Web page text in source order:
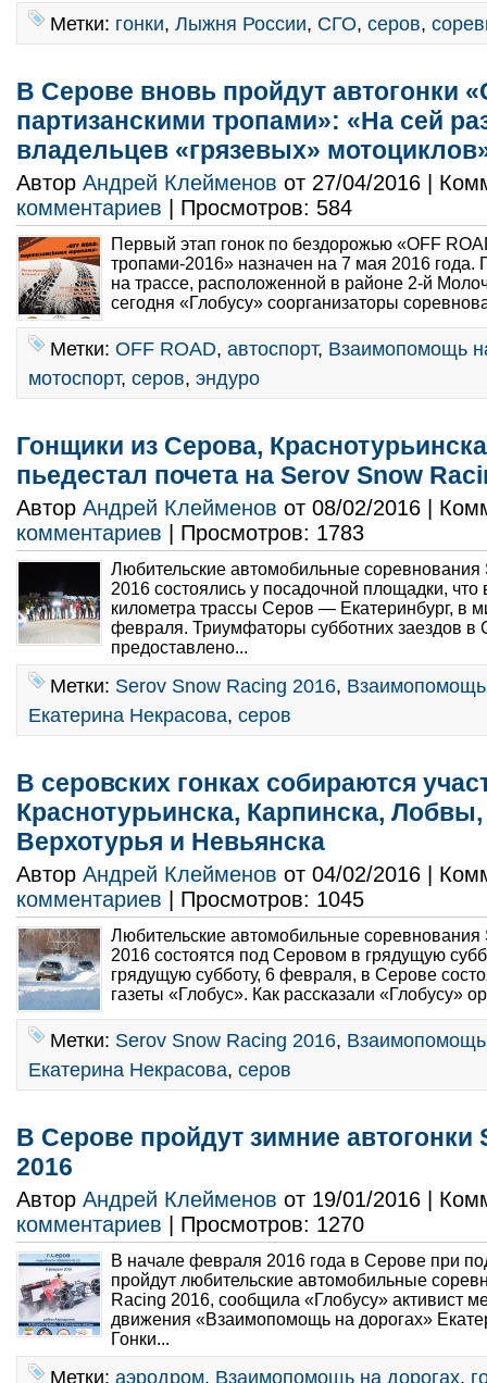
Метки: гонки, Лыжня России, СГО, серов,
В Серове вновь пройдут автогонки
партизанскими тропами»: «На сей
владельцев «грязевых»
Автор Андрей Клейменов от 27/04/2016 |
комментариев | Просмотров: 584
Первый этап гонок по бездорожью «OFF
тропами-2016» назначен на 7 мая 2016 года.
на трассе, расположенной в районе 2-й
сегодня «Глобусу» соорганизаторы
Метки: OFF ROAD, автоспорт, Взаимопомощь
мотоспорт, серов, эндуро
Гонщики из Серова,
пьедестал почета на Serov Snow
Автор Андрей Клейменов от 08/02/2016 |
комментариев | Просмотров: 1783
Любительские автомобильные
2016 состоялись у посадочной площадки, что
километра трассы Серов — Екатеринбург, в
февраля. Триумфаторы субботних заездов в
предоставлено...
Метки: Serov Snow Racing 2016, Взаимопомощь
Екатерина Некрасова, серов
В серовских гонках собираются
Краснотурьинска, Карпинска,
Верхотурья и Невьянска
Автор Андрей Клейменов от 04/02/2016 |
комментариев | Просмотров: 1045
Любительские автомобильные
2016 состоятся под Серовом в грядущую
грядущую субботу, 6 февраля, в Серове
газеты «Глобус». Как рассказали «Глобусу»
Метки: Serov Snow Racing 2016, Взаимопомощь
Екатерина Некрасова, серов
В Серове пройдут зимние автогонки
2016
Автор Андрей Клейменов от 19/01/2016 |
комментариев | Просмотров: 1270
В начале февраля 2016 года в Серове при
пройдут любительские автомобильные
Racing 2016, сообщила «Глобусу» активист
движения «Взаимопомощь на дорогах»
Гонки...
Метки: аэродром, Взаимопомощь на дорогах,